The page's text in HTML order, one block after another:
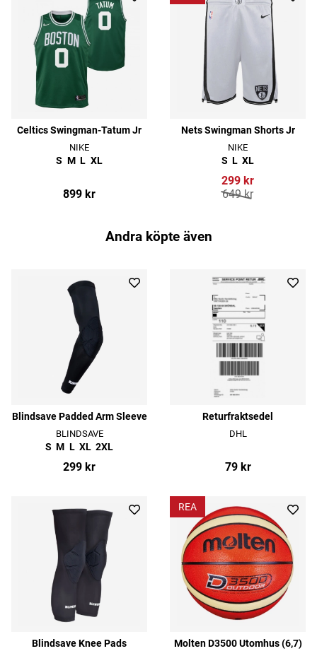
Celtics Swingman-Tatum Jr
NIKE
S M L XL
899 kr
Nets Swingman Shorts Jr
NIKE
S L XL
299 kr
649 kr
Andra köpte även
Blindsave Padded Arm Sleeve
BLINDSAVE
S M L XL 2XL
299 kr
Returfraktsedel
DHL
79 kr
Blindsave Knee Pads
REA
Molten D3500 Utomhus (6,7)